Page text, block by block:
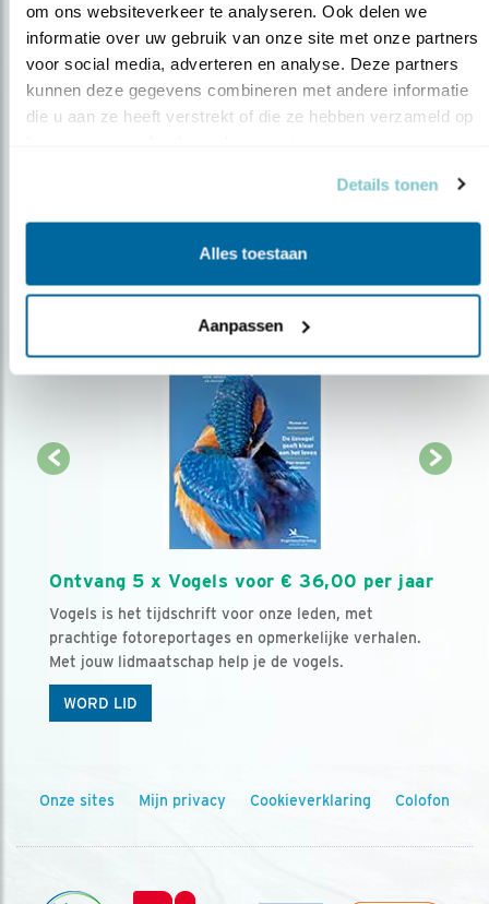
om ons websiteverkeer te analyseren. Ook delen we
informatie over uw gebruik van onze site met onze partners
voor social media, adverteren en analyse. Deze partners
kunnen deze gegevens combineren met andere informatie
die u aan ze heeft verstrekt of die ze hebben verzameld op
Details tonen
Alles toestaan
Aanpassen
Op de hoogte blijven?
Meld je aan en ontvang nieuws, inspiratie, acties en tips
over vogels en activiteiten van Vogelbescherming.
Ontvang 5 x Vogels voor € 36,00 per jaar
Vogels is het tijdschrift voor onze leden, met
prachtige fotoreportages en opmerkelijke verhalen.
Met jouw lidmaatschap help je de vogels.
WORD LID
Onze sites Mijn privacy Cookieverklaring Colofon